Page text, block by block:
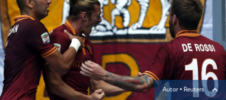
Autor ▪ Reuters